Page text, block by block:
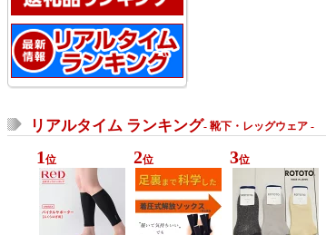
リアルタイム ランキング- 靴下・レッグウェア -
1 位 2位 3位